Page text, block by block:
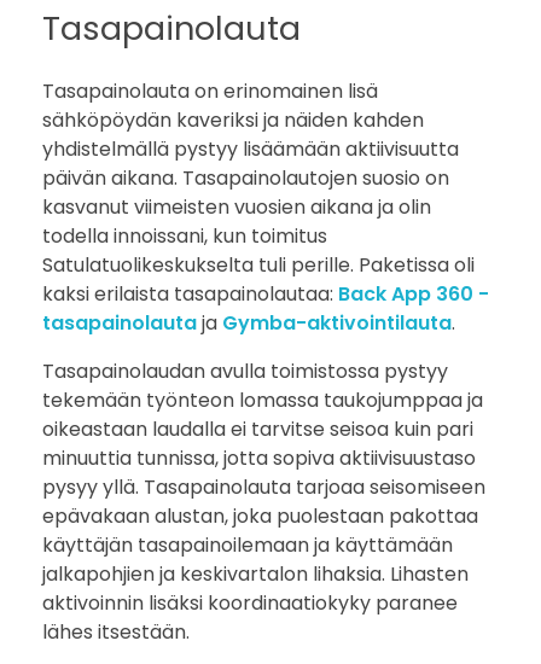
y
ö
p
i
s
t
e
e
l
l
e
Tasapainolauta
Tasapainolauta on erinomainen lisä
sähköpöydän kaveriksi ja näiden kahden
yhdistelmällä pystyy lisäämään aktiivisuutta
päivän aikana. Tasapainolautojen suosio on
kasvanut viimeisten vuosien aikana ja olin
todella innoissani, kun toimitus
Satulatuolikeskukselta tuli perille. Paketissa oli
kaksi erilaista tasapainolautaa: Back App 360 -
tasapainolautaja Gymba-aktivointilauta.
Tasapainolaudan avulla toimistossa pystyy
tekemään työnteon lomassa taukojumppaa ja
oikeastaan laudalla ei tarvitse seisoa kuin pari
minuuttia tunnissa, jotta sopiva aktiivisuustaso
pysyy yllä. Tasapainolauta tarjoaa seisomiseen
epävakaan alustan, joka puolestaan pakottaa
käyttäjän tasapainoilemaan ja käyttämään
jalkapohjien ja keskivartalon lihaksia. Lihasten
aktivoinnin lisäksi koordinaatiokyky paranee
lähes itsestään.